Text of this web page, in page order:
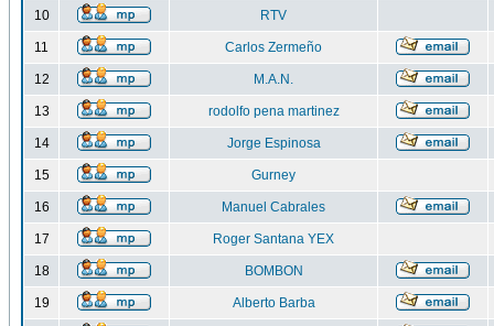
10 RTV
11 Carlos Zermeño
12 M.A.N.
13 rodolfo pena martinez
14 Jorge Espinosa
15 Gurney
16 Manuel Cabrales
17 Roger Santana YEX
18 BOMBON
19 Alberto Barba